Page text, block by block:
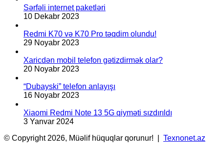
Sərfəli internet paketləri
10 Dekabr 2023
Redmi K70 və K70 Pro təqdim olundu!
29 Noyabr 2023
Xaricdən mobil telefon gətizdirmək olar?
20 Noyabr 2023
“Dubayski” telefon anlayışı
16 Noyabr 2023
Xiaomi Redmi Note 13 5G qiyməti sızdırıldı
3 Yanvar 2024
© Copyright 2026, Müəlif hüquqlar qorunur! | Texnonet.az